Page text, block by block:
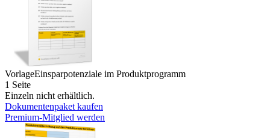
VorlageEinsparpotenziale im Produktprogramm
1 Seite
Einzeln nicht erhältlich.
Dokumentenpaket kaufen
Premium-Mitglied werden